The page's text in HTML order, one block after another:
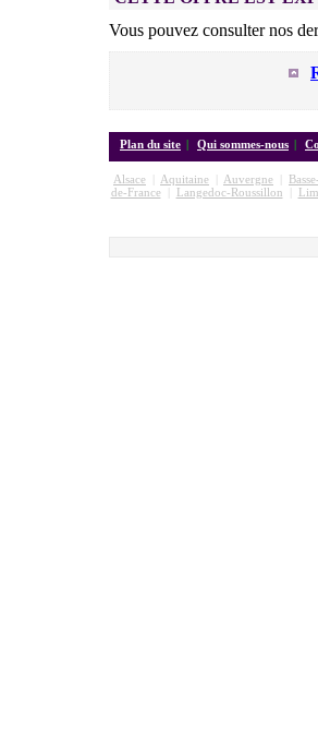
Vous pouvez consulter nos
Plan du site | Qui sommes-nous |
Alsace Aquitaine Auvergne
de-France| Langedoc-Roussillon